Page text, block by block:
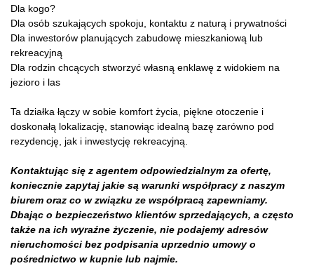
Dla kogo?
Dla osób szukających spokoju, kontaktu z naturą i prywatności
Dla inwestorów planujących zabudowę mieszkaniową lub
rekreacyjną
Dla rodzin chcących stworzyć własną enklawę z widokiem na
jezioro i las
Ta działka łączy w sobie komfort życia, piękne otoczenie i
doskonałą lokalizację, stanowiąc idealną bazę zarówno pod
rezydencję, jak i inwestycję rekreacyjną.
Kontaktując się z agentem odpowiedzialnym za ofertę,
koniecznie zapytaj jakie są warunki współpracy z naszym
biurem oraz co w związku ze współpracą zapewniamy.
Dbając o bezpieczeństwo klientów sprzedających, a często
także na ich wyraźne życzenie, nie podajemy adresów
nieruchomości bez podpisania uprzednio umowy o
pośrednictwo w kupnie lub najmie.